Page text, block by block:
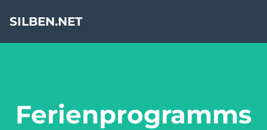
SILBEN.NET
Ferienprogramms